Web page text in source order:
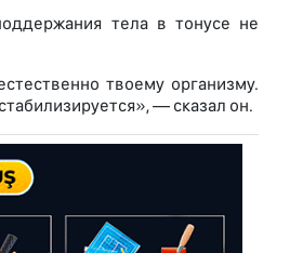
тела в тонусе не
твоему организму.
— сказал он.